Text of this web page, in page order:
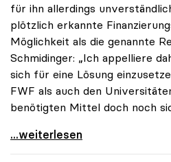
für ihn allerdings
plötzlich erkannte
Möglichkeit als die genannte
Schmidinger: „Ich appelliere
sich für eine Lösung
FWF als auch den
benötigten Mittel doch noch
uniko: Unverständnis für
...weiterlesen